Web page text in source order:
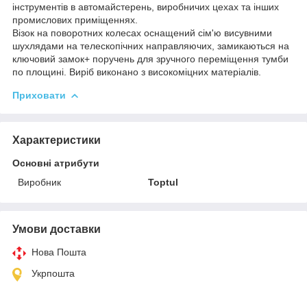
інструментів в автомайстерень, виробничих цехах та інших
промислових приміщеннях.
Візок на поворотних колесах оснащений сім'ю висувними
шухлядами на телескопічних направляючих, замикаються на
ключовий замок+ поручень для зручного переміщення тумби
по площині. Виріб виконано з високоміцних матеріалів.
Приховати
Характеристики
Основні атрибути
Виробник
Toptul
Умови доставки
Нова Пошта
Укрпошта